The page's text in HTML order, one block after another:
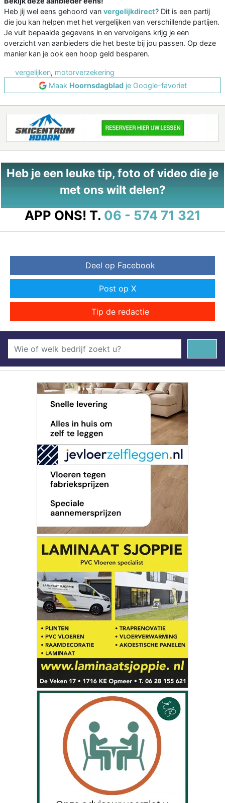
Heb jij wel eens gehoord van vergelijkdirect? Dit is een partij
die jou kan helpen met het vergelijken van verschillende partijen.
Je vult bepaalde gegevens in en vervolgens krijg je een
overzicht van aanbieders die het beste bij jou passen. Op deze
manier kan je ook een hoop geld besparen.
vergelijken, motorverzekering
Maak Hoornsdagbladje Google-favoriet
Heb je een leuke tip, foto of video die je
met ons wilt delen?
APP ONS! T. 06 - 574 71 321
Deel op Facebook
Post op X
Tip de redactie